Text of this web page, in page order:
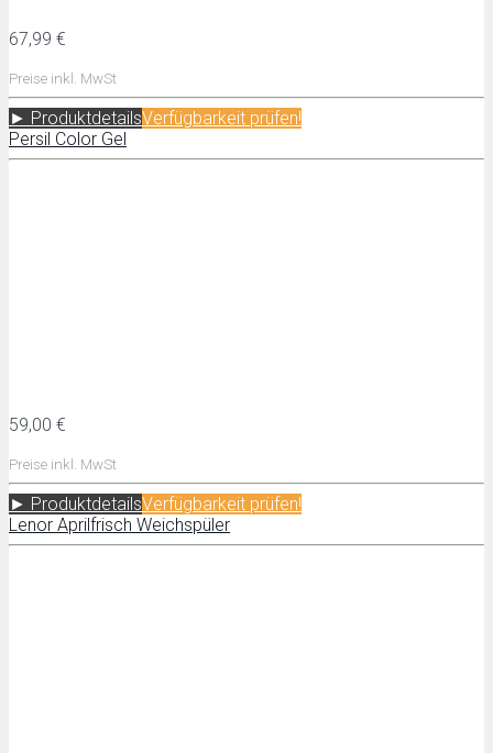
67,99 €
Preise inkl. MwSt
► ProduktdetailsVerfügbarkeit prüfen!
Persil Color Gel
59,00 €
Preise inkl. MwSt
► ProduktdetailsVerfügbarkeit prüfen!
Lenor Aprilfrisch Weichspüler